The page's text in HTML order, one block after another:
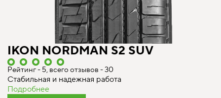
IKON NORDMAN S2 SUV
Рейтинг - 5, всего отзывов - 30
Стабильная и надежная работа
Подробнее